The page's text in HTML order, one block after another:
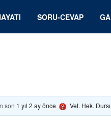
SORU-CEVAP
son 1 yıl 2 ay önce Vet. Hek.